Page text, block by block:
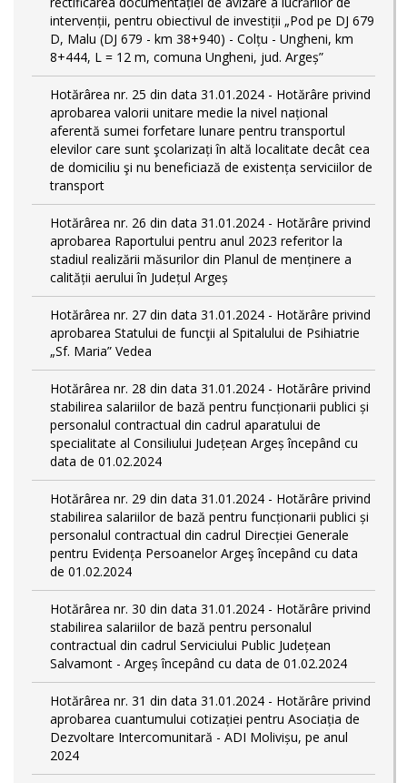
intervenții, pentru obiectivul de investiții „Pod pe DJ 679
D, Malu (DJ 679 - km 38+940) - Colțu - Ungheni, km
8+444, L = 12 m, comuna Ungheni, jud. Argeș”
Hotărârea nr. 25 din data 31.01.2024 - Hotărâre privind
aprobarea valorii unitare medie la nivel național
aferentă sumei forfetare lunare pentru transportul
elevilor care sunt şcolarizați în altă localitate decât cea
de domiciliu şi nu beneficiază de existența serviciilor de
transport
Hotărârea nr. 26 din data 31.01.2024 - Hotărâre privind
aprobarea Raportului pentru anul 2023 referitor la
stadiul realizării măsurilor din Planul de menținere a
calității aerului în Județul Argeș
Hotărârea nr. 27 din data 31.01.2024 - Hotărâre privind
aprobarea Statului de funcţii al Spitalului de Psihiatrie
„Sf. Maria” Vedea
Hotărârea nr. 28 din data 31.01.2024 - Hotărâre privind
stabilirea salariilor de bază pentru funcționarii publici și
personalul contractual din cadrul aparatului de
specialitate al Consiliului Județean Argeș începând cu
data de 01.02.2024
Hotărârea nr. 29 din data 31.01.2024 - Hotărâre privind
stabilirea salariilor de bază pentru funcționarii publici și
personalul contractual din cadrul Direcției Generale
pentru Evidența Persoanelor Argeş începând cu data
de 01.02.2024
Hotărârea nr. 30 din data 31.01.2024 - Hotărâre privind
stabilirea salariilor de bază pentru personalul
contractual din cadrul Serviciului Public Județean
Salvamont - Argeș începând cu data de 01.02.2024
Hotărârea nr. 31 din data 31.01.2024 - Hotărâre privind
aprobarea cuantumului cotizației pentru Asociația de
Dezvoltare Intercomunitară - ADI Molivișu, pe anul
2024